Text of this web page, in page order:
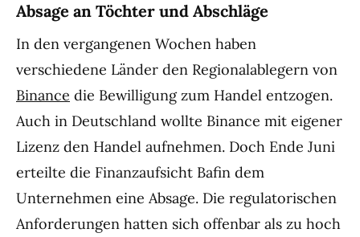
Absage an Töchter und Abschläge
In den vergangenen Wochen haben
verschiedene Länder den Regionalablegern von
Binance die Bewilligung zum Handel entzogen.
Auch in Deutschland wollte Binance mit eigener
Lizenz den Handel aufnehmen. Doch Ende Juni
erteilte die Finanzaufsicht Bafin dem
Unternehmen eine Absage. Die regulatorischen
Anforderungen hatten sich offenbar als zu hoch